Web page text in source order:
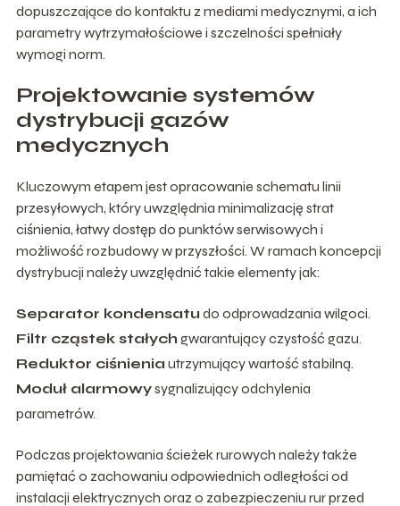
dopuszczające do kontaktu z mediami medycznymi, a ich
parametry wytrzymałościowe i szczelności spełniały
wymogi norm.
Projektowanie systemów
dystrybucji gazów
medycznych
Kluczowym etapem jest opracowanie schematu linii
przesyłowych, który uwzględnia minimalizację strat
ciśnienia, łatwy dostęp do punktów serwisowych i
możliwość rozbudowy w przyszłości. W ramach koncepcji
dystrybucji należy uwzględnić takie elementy jak:
Separator kondensatu do odprowadzania wilgoci.
Filtr cząstek stałych gwarantujący czystość gazu.
Reduktor ciśnienia utrzymujący wartość stabilną.
Moduł alarmowysygnalizujący odchylenia
parametrów.
Podczas projektowania ścieżek rurowych należy także
pamiętać o zachowaniu odpowiednich odległości od
instalacji elektrycznych oraz o zabezpieczeniu rur przed